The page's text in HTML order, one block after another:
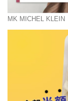
MK MICHEL KLEIN